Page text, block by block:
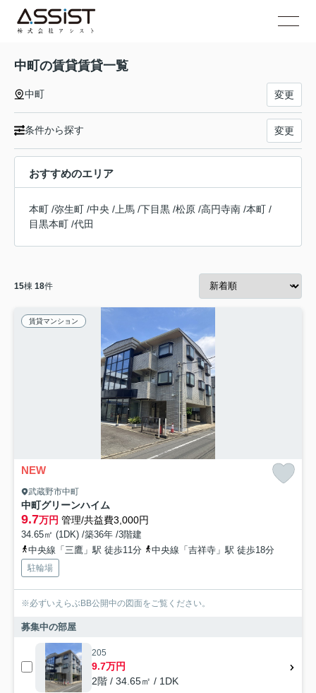
中町の賃貸賃貸一覧
中町 変更
条件から探す 変更
おすすめのエリア
本町 /弥生町 /中央 / 上馬 /下目黒 /松原 /高円寺南 /本町 /
目黒本町 /代田
15棟 18件
賃貸マンション
NEW
武蔵野市中町
中町グリーンハイム
9.7万円 管理/共益費3,000円
34.65㎡ (1DK) /築36年 /3階建
中央線「三鷹」駅 徒歩11分
中央線「吉祥寺」駅 徒歩18分
駐輪場
※必ずいえらぶBB公開中の図面をご覧ください。
募集中の部屋
205
9.7万円
2階 / 34.65㎡ / 1DK